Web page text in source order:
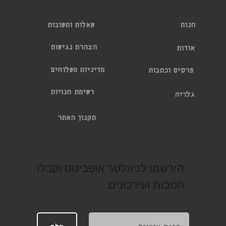
חנות
אודות
פרסים וכתבות
גלריה
הירשמו לניוזלטר אופביטס וקבלו
הטבות ועידכונים
תקנון האתר
שאלות ותשובות
מדיניות משלוחים
הצהרת נגישות
רשימת חנויות